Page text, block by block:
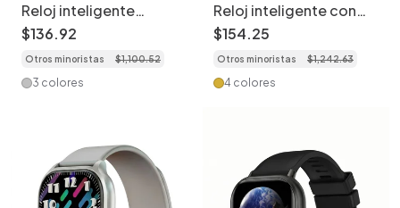
Reloj inteligente
AMOLED de 2,01" -
Monitor de actividad
física y esferas
personalizables CXI-
$136.92
Otros minoristas $1,100.52
3 colores
Reloj inteligente con
pantalla táctil completa
de 1,83" y monitor de
actividad física CXI-
00006
$154.25
Otros minoristas $1,242.63
4 colores